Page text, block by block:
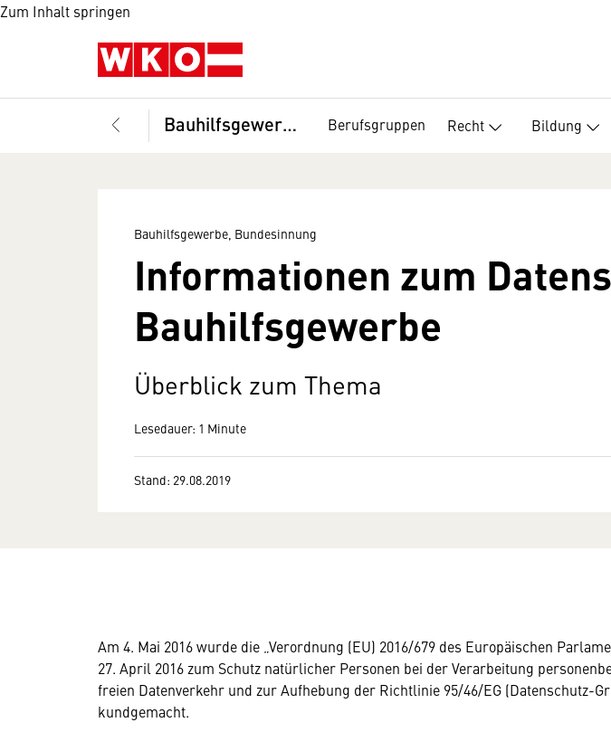
Zum Inhalt springen
Bauhilfsgewerbe, Bundesinnung Berufsgruppen Recht Bildung
Bauhilfsgewerbe, Bundesinnung
Informationen zum
Bauhilfsgewerbe
Überblick zum Thema
Lesedauer: 1 Minute
Stand: 29.08.2019
Am 4. Mai 2016 wurde die „Verordnung (EU) 2016/679 des Europäischen
27. April 2016 zum Schutz natürlicher Personen bei der Verarbeitung
freien Datenverkehr und zur Aufhebung der Richtlinie 95/46/EG (Datenschutz-
kundgemacht.